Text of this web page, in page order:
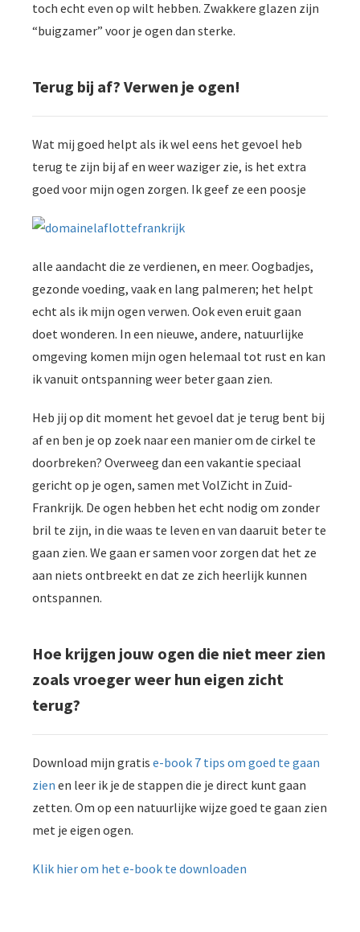
toch echt even op wilt hebben. Zwakkere glazen zijn
“buigzamer” voor je ogen dan sterke.
Terug bij af? Verwen je ogen!
Wat mij goed helpt als ik wel eens het gevoel heb
terug te zijn bij af en weer waziger zie, is het extra
goed voor mijn ogen zorgen. Ik geef ze een poosje
alle aandacht die ze verdienen, en meer. Oogbadjes,
gezonde voeding, vaak en lang palmeren; het helpt
echt als ik mijn ogen verwen. Ook even eruit gaan
doet wonderen. In een nieuwe, andere, natuurlijke
omgeving komen mijn ogen helemaal tot rust en kan
ik vanuit ontspanning weer beter gaan zien.
Heb jij op dit moment het gevoel dat je terug bent bij
af en ben je op zoek naar een manier om de cirkel te
doorbreken? Overweeg dan een vakantie speciaal
gericht op je ogen, samen met VolZicht in Zuid-
Frankrijk. De ogen hebben het echt nodig om zonder
bril te zijn, in die waas te leven en van daaruit beter te
gaan zien. We gaan er samen voor zorgen dat het ze
aan niets ontbreekt en dat ze zich heerlijk kunnen
ontspannen.
Hoe krijgen jouw ogen die niet meer zien
zoals vroeger weer hun eigen zicht
terug?
Download mijn gratis e-book 7 tips om goed te gaan
zien en leer ik je de stappen die je direct kunt gaan
zetten. Om op een natuurlijke wijze goed te gaan zien
met je eigen ogen.
Klik hier om het e-book te downloaden